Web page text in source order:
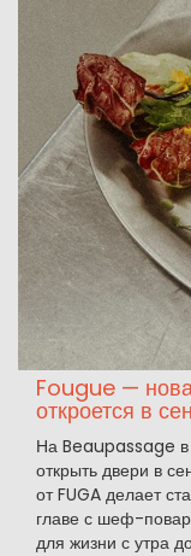
Fougue —
откроется в
На Beaupassage в
открыть двери в
от FUGA делает
главе с шеф-
для жизни с утра